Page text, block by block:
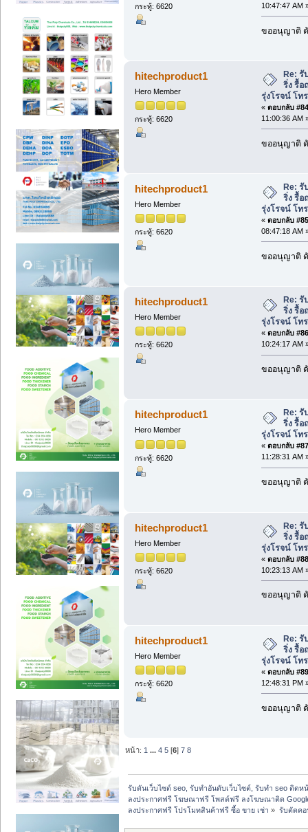
กระทู้: 6620
10:47:47 AM
ขออนุญาติ
hitechproduct1
Hero Member
กระทู้: 6620
Re: รั
ริ่ง รื้อ
รุ่งโรจน์ โท
« ตอบกลับ
11:00:36 AM
ขออนุญาติ
hitechproduct1
Hero Member
กระทู้: 6620
Re: รั
ริ่ง รื้อ
รุ่งโรจน์ โท
« ตอบกลับ
08:47:18 AM
ขออนุญาติ
hitechproduct1
Hero Member
กระทู้: 6620
Re: รั
ริ่ง รื้อ
รุ่งโรจน์ โท
« ตอบกลับ
10:24:17 AM
ขออนุญาติ
hitechproduct1
Hero Member
กระทู้: 6620
Re: รั
ริ่ง รื้อ
รุ่งโรจน์ โท
« ตอบกลับ
11:28:31 AM
ขออนุญาติ
hitechproduct1
Hero Member
กระทู้: 6620
Re: รั
ริ่ง รื้อ
รุ่งโรจน์ โท
« ตอบกลับ
10:23:13 AM
ขออนุญาติ
hitechproduct1
Hero Member
กระทู้: 6620
Re: รั
ริ่ง รื้อ
รุ่งโรจน์ โท
« ตอบกลับ
12:48:31 PM
ขออนุญาติ
หน้า: 1 ...4 5 [6]7 8
รับดันเว็บไซต์ seo, รับทำอันดับเว็บไซต์, รับทำ seo ติดห
ลงประกาศฟรี โฆษณาฟรี โพสต์ฟรี ลงโฆษณาติด
ลงประกาศฟรี โปรโมทสินค้าฟรี ซื้อ ขาย เช่า » รับตัดคอ